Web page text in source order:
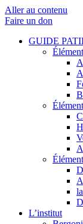
Aller au contenu
Faire un don
GUIDE
L’institut